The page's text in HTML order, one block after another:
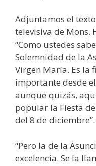
Adjuntamos el
televisiva de Mons.
“Como ustedes
Solemnidad de la
Virgen María. Es la
importante desde
aunque quizás,
popular la Fiesta
del 8 de diciembre”.
“Pero la de la
excelencia. Se la